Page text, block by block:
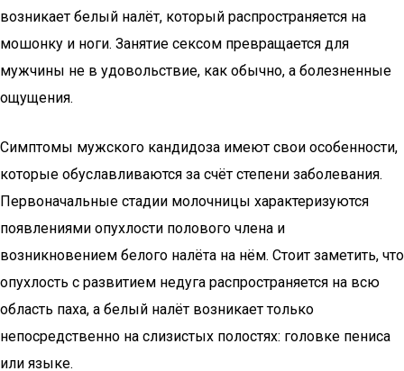
возникает белый налёт, который распространяется на
мошонку и ноги. Занятие сексом превращается для
мужчины не в удовольствие, как обычно, а болезненные
ощущения.
Симптомы мужского кандидоза имеют свои особенности,
которые обуславливаются за счёт степени заболевания.
Первоначальные стадии молочницы характеризуются
появлениями опухлости полового члена и
возникновением белого налёта на нём. Стоит заметить, что
опухлость с развитием недуга распространяется на всю
область паха, а белый налёт возникает только
непосредственно на слизистых полостях: головке пениса
или языке.